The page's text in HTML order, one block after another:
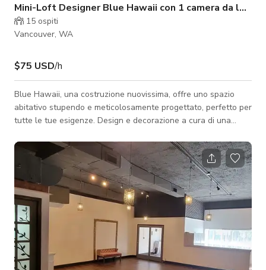
Mini-Loft Designer Blue Hawaii con 1 camera da letto
15 ospiti
Vancouver, WA
$75 USD/h
Blue Hawaii, una costruzione nuovissima, offre uno spazio
abitativo stupendo e meticolosamente progettato, perfetto per
tutte le tue esigenze. Design e decorazione a cura di una
camera da letto, 435 piedi quadrati, convertito da un garage, ti
aspetta con il suo fascino moderno e comfort. La camera da
letto è accentuata da una parete con carta da parati tropicale
blu profondo e il soggiorno ha un murale di ibisco sottile per
dare u